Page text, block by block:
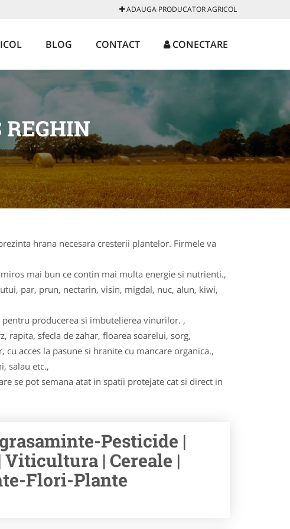
ADAUGA PRODUCATOR AGRICOL
BLOG CONTACT CONECTARE
REGHIN
hrana necesara cresterii plantelor. Firmele va
mai bun ce contin mai multa energie si nutrienti.,
par, prun, nectarin, visin, migdal, nuc, alun, kiwi,
producerea si imbutelierea vinurilor. ,
rapita, sfecla de zahar, floarea soarelui, sorg,
acces la pasune si hranite cu mancare organica.,
salau etc.,
se pot semana atat in spatii protejate cat si direct in
Pesticide |
| Cereale |
Flori-Plante